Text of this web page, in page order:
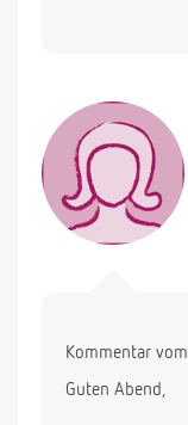
Kommentar
Guten Abend,